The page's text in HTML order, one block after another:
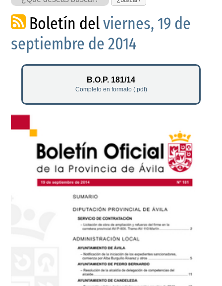
Boletín delviernes, 19 de
septiembre de 2014
B.O.P. 181/14
Completo en formato (.pdf)